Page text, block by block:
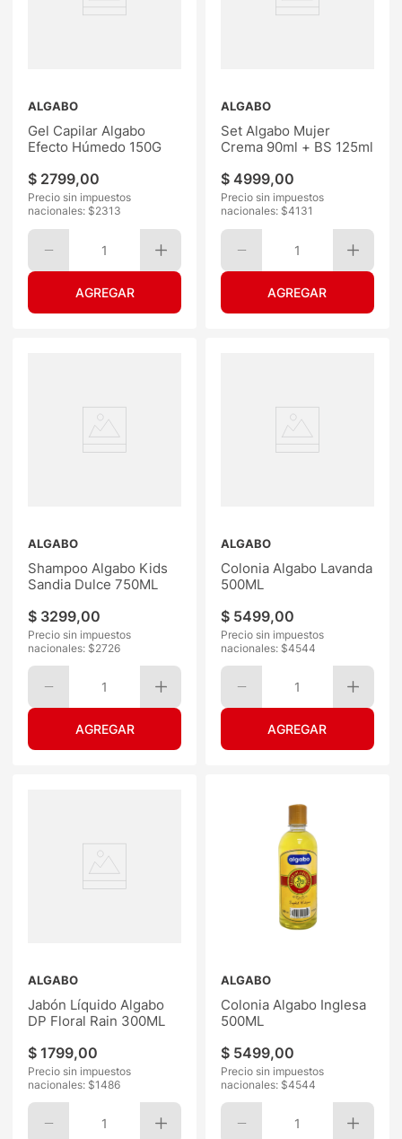
ALGABO
Gel Capilar Algabo
Efecto Húmedo 150G
$ 2799,00
Precio sin impuestos
nacionales: $2313
1
ALGABO
Set Algabo Mujer
Crema 90ml + BS 125ml
$ 4999,00
Precio sin impuestos
nacionales: $4131
1
ALGABO
Shampoo Algabo Kids
Sandia Dulce 750ML
$ 3299,00
Precio sin impuestos
nacionales: $2726
1
ALGABO
Colonia Algabo Lavanda
500ML
$ 5499,00
Precio sin impuestos
nacionales: $4544
1
ALGABO
Jabón Líquido Algabo
DP Floral Rain 300ML
$ 1799,00
Precio sin impuestos
nacionales: $1486
1
ALGABO
Colonia Algabo Inglesa
500ML
$ 5499,00
Precio sin impuestos
nacionales: $4544
1